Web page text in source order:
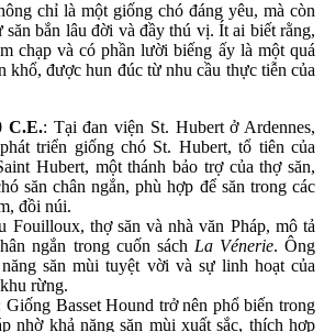
chỉ là một giống chó đáng yêu, mà còn
săn bắn lâu đời và đầy thú vị. Ít ai biết rằng,
chạp và có phần lười biếng ấy là một quá
khổ, được hun đúc từ nhu cầu thực tiễn của
C.E.: Tại đan viện St. Hubert ở Ardennes,
triển giống chó St. Hubert, tổ tiên của
Hubert, một thánh bảo trợ của thợ săn,
săn chân ngắn, phù hợp để săn trong các
đồi núi.
Fouilloux, thợ săn và nhà văn Pháp, mô tả
ngắn trong cuốn sách La Vénerie. Ông
săn mùi tuyệt vời và sự linh hoạt của
rừng.
Giống Basset Hound trở nên phổ biến trong
nhờ khả năng săn mùi xuất sắc, thích hợp